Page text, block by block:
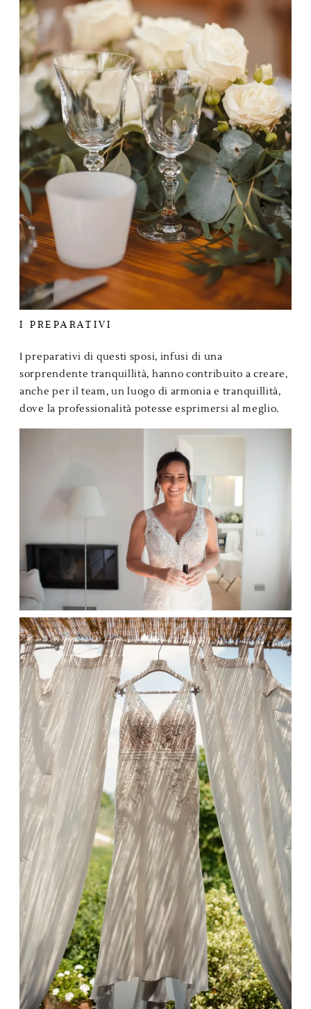
I PREPARATIVI
I preparativi di questi sposi, infusi di una
sorprendente tranquillità, hanno contribuito a creare,
anche per il team, un luogo di armonia e tranquillità,
dove la professionalità potesse esprimersi al meglio.